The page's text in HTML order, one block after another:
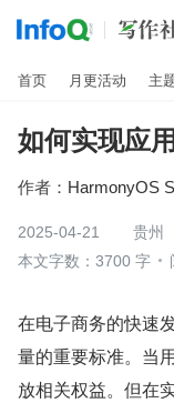
首页 月更活动 主
如何实现应
作者： HarmonyOS
2025-04-21
贵州
本文字数：3700 字
在电子商务的快速
量的重要标准。当
放相关权益。但在